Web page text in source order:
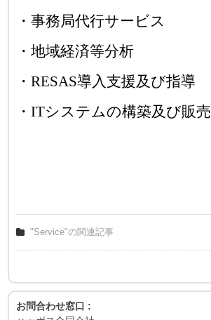
・事務局代行サービス
・地域経済等分析
・RESAS導入支援及び指導
・ITシステムの構築及び販売
"Service"の関連記事
お問合わせ窓口 :